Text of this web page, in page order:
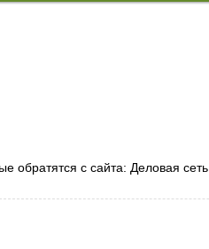
обратятся с сайта: Деловая сеть